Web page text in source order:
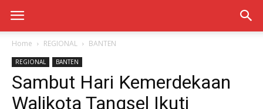
Home REGIONAL BANTEN
REGIONAL BANTEN
Sambut Hari Kemerdekaan
Walikota Tangsel Ikuti